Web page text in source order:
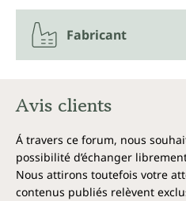
Fabricant
Avis clients
Á travers ce forum, nous
possibilité d’échanger
Nous attirons toutefois votre
contenus publiés relèvent